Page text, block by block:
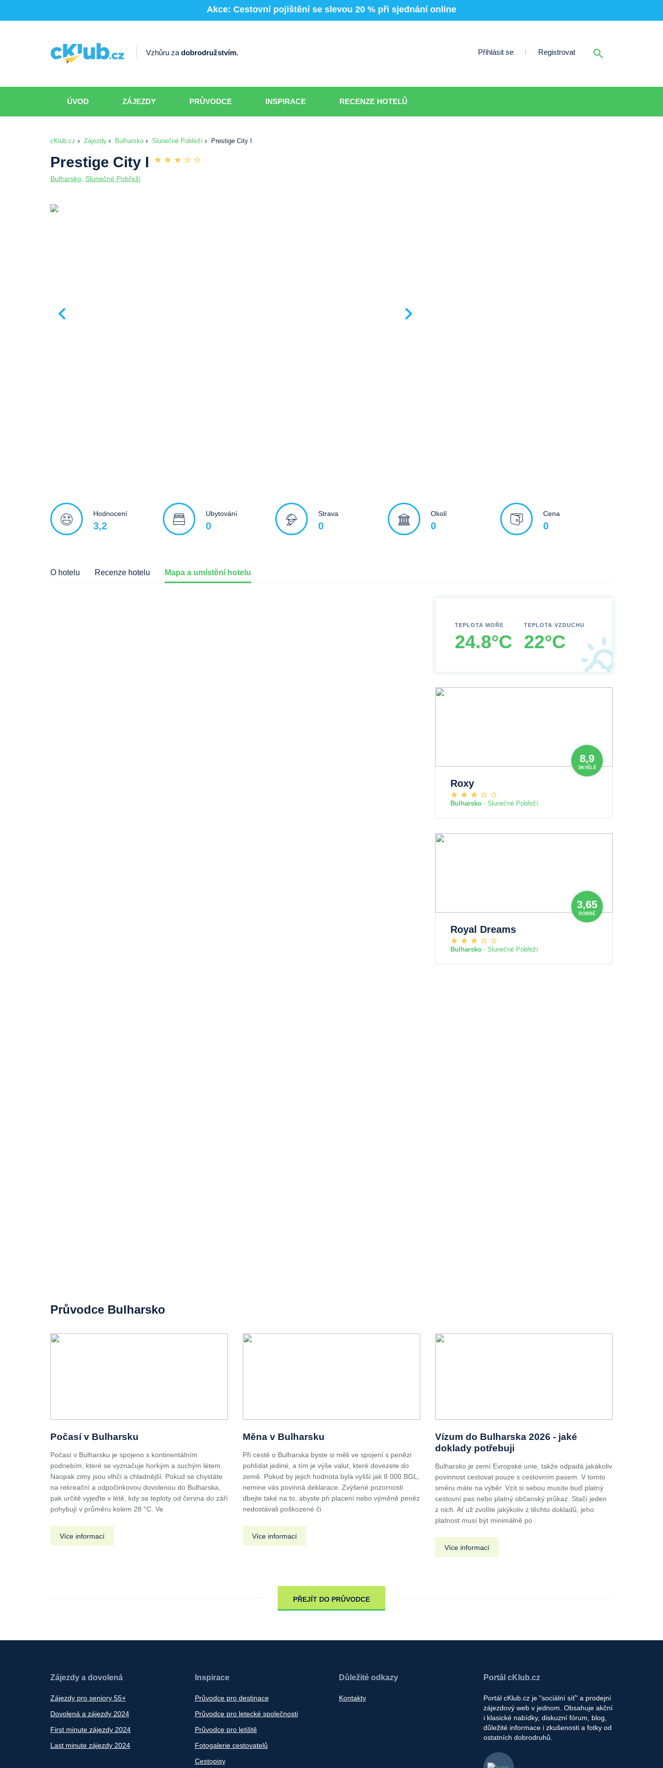
Akce: Cestovní pojištění se slevou 20 % při sjednání online
Vzhůru zadobrodružstvím. Přihlásit se Registrovat
ÚVOD ZÁJEZDY PRŮVODCE INSPIRACE RECENZE HOTELŮ
cKlub.cz Zájezdy Bulharsko Slunečné Pobřeží Prestige City I
Prestige City I
Bulharsko Slunečné Pobřeží
Hodnocení
3,2
Ubytování
0
Strava
0
Okolí
0
Cena
0
O hotelu Recenze hotelu Mapa a umístění hotelu
TEPLOTA MOŘE
24.8°C
TEPLOTA VZDUCHU
22°C
8,9
SKVĚLÉ
Roxy
Bulharsko - Slunečné Pobřeží
3,65
DOBRÉ
Royal Dreams
Bulharsko - Slunečné Pobřeží
Průvodce Bulharsko
Počasí v Bulharsku
Počasí v Bulharsku je spojeno s kontinentálním
podnebím, které se vyznačuje horkým a suchým létem.
Naopak zimy jsou vlhčí a chladnější. Pokud se chystáte
na rekreační a odpočinkovou dovolenou do Bulharska,
pak určitě vyjeďte v létě, kdy se teploty od června do září
pohybují v průměru kolem 28 °C. Ve
Více informací
Měna v Bulharsku
Při cestě o Bulharska byste si měli ve spojení s penězi
pohlídat jediné, a tím je výše valut, které dovezete do
země. Pokud by jejich hodnota byla vyšší jak 8 000 BGL,
nemine vás povinná deklarace. Zvýšené pozornosti
dbejte také na to, abyste při placení nebo výměně peněz
nedostávali poškozené či
Více informací
Vízum do Bulharska 2026 - jaké
doklady potřebuji
Bulharsko je zemí Evropské unie, takže odpadá jakákoliv
povinnost cestovat pouze s cestovním pasem. V tomto
směru máte na výběr. Vzít si sebou musíte buď platný
cestovní pas nebo platný občanský průkaz. Stačí jeden
z nich. Ať už zvolíte jakýkoliv z těchto dokladů, jeho
platnost musí být minimálně po
Více informací
PŘEJÍT DO PRŮVODCE
Zájezdy a dovolená
Zájezdy pro seniory 55+
Dovolená a zájezdy 2024
First minute zájezdy 2024
Last minute zájezdy 2024
Inspirace
Průvodce pro destinace
Průvodce pro letecké společnosti
Průvodce pro letiště
Fotogalerie cestovatelů
Cestopisy
Důležité odkazy
Kontakty
Portál cKlub.cz
Portál cKlub.cz je "sociální síť" a prodejní
zájezdový web v jednom. Obsahuje akční
i klasické nabídky, diskuzní fórum, blog,
důležité informace i zkušenosti a fotky od
ostatních dobrodruhů.